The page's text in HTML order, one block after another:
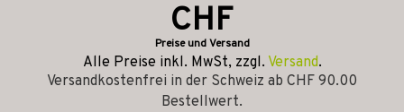
CHF
Preise und Versand
Alle Preise inkl. MwSt, zzgl. Versand.
Versandkostenfrei in der Schweiz ab CHF 90.00
Bestellwert.